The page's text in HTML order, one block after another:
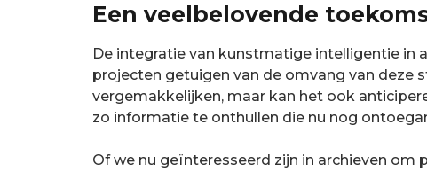
Een veelbelovende
De integratie van kunstmatige intelligentie in
projecten getuigen van de omvang van deze
vergemakkelijken, maar kan het ook
zo informatie te onthullen die nu nog
Of we nu geïnteresseerd zijn in archieven